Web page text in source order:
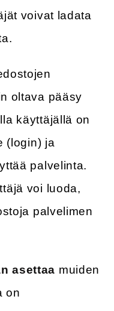
voivat ladata
oltava pääsy
käyttäjällä on
(login) ja
palvelinta.
voi luoda,
palvelimen
asettaa muiden
on